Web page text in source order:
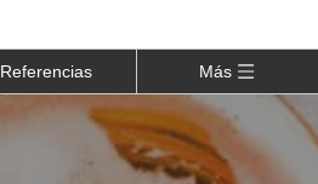
Referencias Más